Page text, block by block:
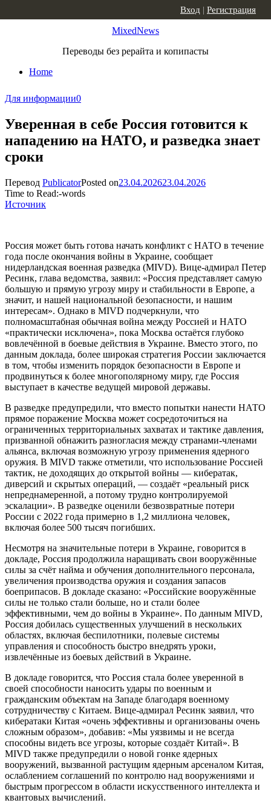
MixedNews
Переводы без рерайта и копипасты
Home
Вход | Регистрация
Для информации0
Уверенная в себе Россия готовится к
нападению на НАТО, и разведка знает
сроки
Перевод PublicatorPosted on23.04.202623.04.2026
Time to Read:-words
Источник
Россия может быть готова начать конфликт с НАТО в течение
года после окончания войны в Украине, сообщает
нидерландская военная разведка (MIVD). Вице-адмирал Петер
Ресинк, глава ведомства, заявил: «Россия представляет самую
большую и прямую угрозу миру и стабильности в Европе, а
значит, и нашей национальной безопасности, и нашим
интересам». Однако в MIVD подчеркнули, что
полномасштабная обычная война между Россией и НАТО
«практически исключена», пока Москва остаётся глубоко
вовлечённой в боевые действия в Украине. Вместо этого, по
данным доклада, более широкая стратегия России заключается
в том, чтобы изменить порядок безопасности в Европе и
продвинуться к более многополярному миру, где Россия
выступает в качестве ведущей мировой державы.
В разведке предупредили, что вместо попытки нанести НАТО
прямое поражение Москва может сосредоточиться на
ограниченных территориальных захватах и тактике давления,
призванной обнажить разногласия между странами-членами
альянса, включая возможную угрозу применения ядерного
оружия. В MIVD также отметили, что использование Россией
тактик, не доходящих до открытой войны — кибератак,
диверсий и скрытых операций, — создаёт «реальный риск
непреднамеренной, а потому трудно контролируемой
эскалации». В разведке оценили безвозвратные потери
России с 2022 года примерно в 1,2 миллиона человек,
включая более 500 тысяч погибших.
Несмотря на значительные потери в Украине, говорится в
докладе, Россия продолжила наращивать свои вооружённые
силы за счёт найма и обучения дополнительного персонала,
увеличения производства оружия и создания запасов
боеприпасов. В докладе сказано: «Российские вооружённые
силы не только стали больше, но и стали более
эффективными, чем до войны в Украине». По данным MIVD,
Россия добилась существенных улучшений в нескольких
областях, включая беспилотники, полевые системы
управления и способность быстро внедрять уроки,
извлечённые из боевых действий в Украине.
В докладе говорится, что Россия стала более уверенной в
своей способности наносить удары по военным и
гражданским объектам на Западе благодаря военному
сотрудничеству с Китаем. Вице-адмирал Ресинк заявил, что
кибератаки Китая «очень эффективны и организованы очень
сложным образом», добавив: «Мы уязвимы и не всегда
способны видеть все угрозы, которые создаёт Китай». В
MIVD также предупредили о новой гонке ядерных
вооружений, вызванной растущим ядерным арсеналом Китая,
ослаблением соглашений по контролю над вооружениями и
быстрым прогрессом в области искусственного интеллекта и
квантовых вычислений.